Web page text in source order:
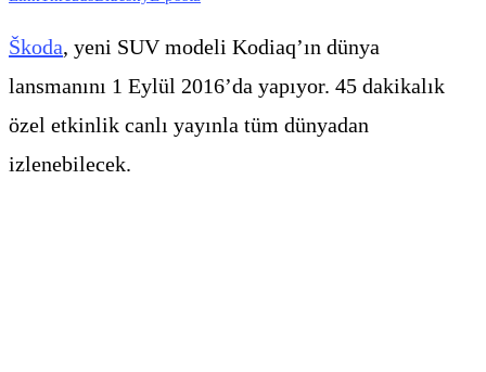
Škoda, yeni SUV modeli Kodiaq’ın dünya
lansmanını 1 Eylül 2016’da yapıyor. 45 dakikalık
özel etkinlik canlı yayınla tüm dünyadan
izlenebilecek.